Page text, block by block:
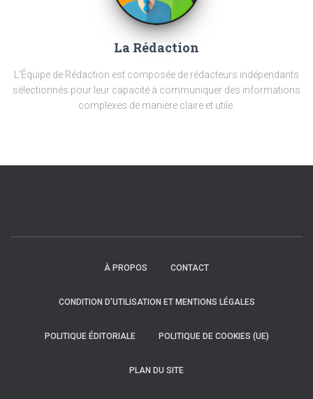
La Rédaction
L'Équipe de Rédaction est composée de rédacteurs indépendants
sélectionnés pour leur capacité à communiquer des informations
complexes de manière claire et utile.
À PROPOS CONTACT
CONDITION D’UTILISATION ET MENTIONS LÉGALES
POLITIQUE ÉDITORIALE POLITIQUE DE COOKIES (UE)
PLAN DU SITE